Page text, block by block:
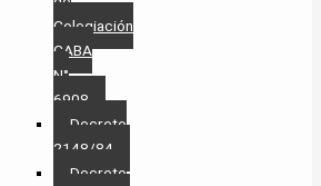
Colegiación
CABA
N°
6908
Decreto
2148/84
Decreto